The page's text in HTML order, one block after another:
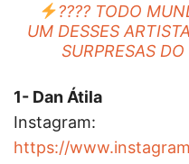
???? TODO
UM DESSES
SURPRESAS
1- Dan Átila
Instagram:
https://